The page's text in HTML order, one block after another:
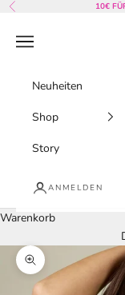
Zum Inhalt springen
Zurück 10€
Menü
Neuheiten
Shop
Story
ANMELDEN
Warenkorb
Bild vergrößern